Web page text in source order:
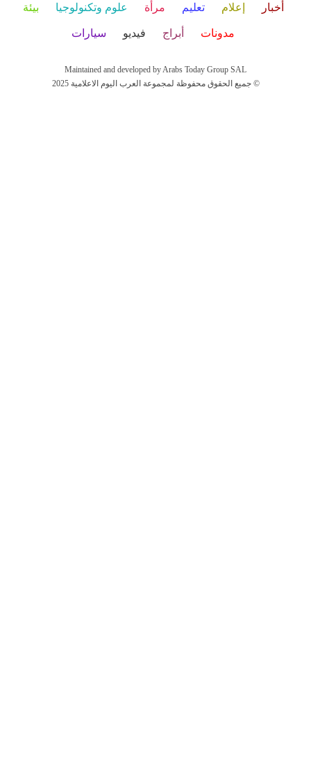
أخبار إعلام تعليم مرأة علوم وتكنولوجيا بيئة
مدونات أبراج فيديو سيارات
Maintained and developed by Arabs Today Group SAL
جميع الحقوق محفوظة لمجموعة العرب اليوم الاعلامية 2025 ©